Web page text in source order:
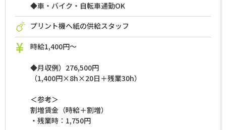
◆車・バイク・自転車通勤OK
プリント機へ紙の供給スタッフ
時給1,400円～
◆月収例）276,500円
（1,400円×8h×20日＋残業30h）
＜参考＞
割増賃金（時給＋割増）
・残業時：1,750円